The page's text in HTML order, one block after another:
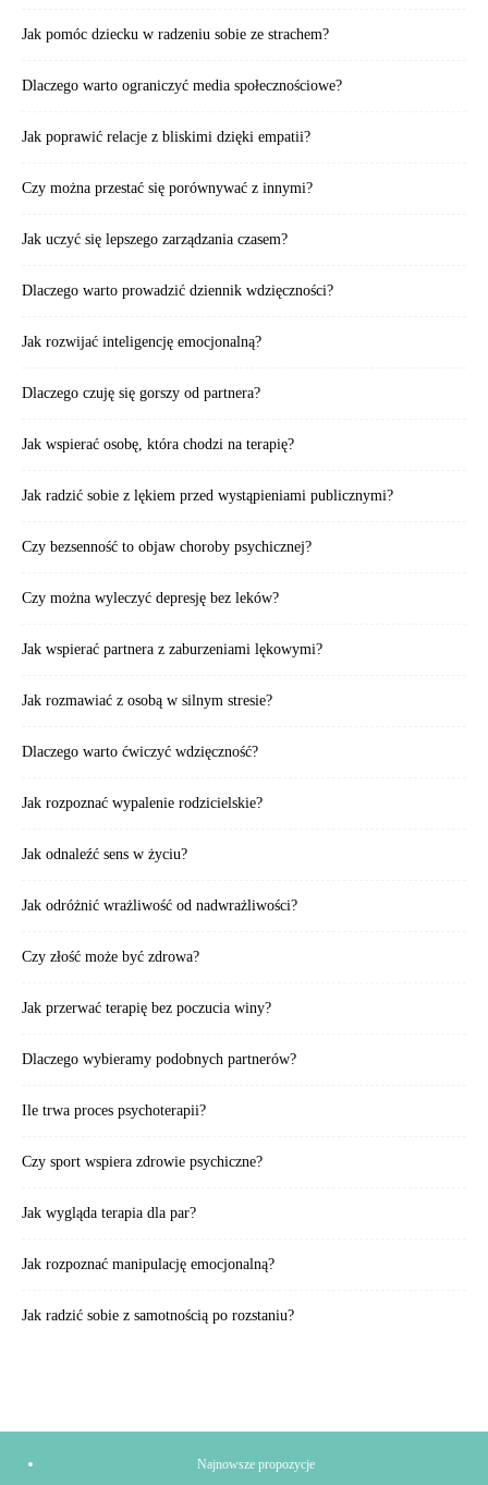
Jak pomóc dziecku w radzeniu sobie ze strachem?
Dlaczego warto ograniczyć media społecznościowe?
Jak poprawić relacje z bliskimi dzięki empatii?
Czy można przestać się porównywać z innymi?
Jak uczyć się lepszego zarządzania czasem?
Dlaczego warto prowadzić dziennik wdzięczności?
Jak rozwijać inteligencję emocjonalną?
Dlaczego czuję się gorszy od partnera?
Jak wspierać osobę, która chodzi na terapię?
Jak radzić sobie z lękiem przed wystąpieniami publicznymi?
Czy bezsenność to objaw choroby psychicznej?
Czy można wyleczyć depresję bez leków?
Jak wspierać partnera z zaburzeniami lękowymi?
Jak rozmawiać z osobą w silnym stresie?
Dlaczego warto ćwiczyć wdzięczność?
Jak rozpoznać wypalenie rodzicielskie?
Jak odnaleźć sens w życiu?
Jak odróżnić wrażliwość od nadwrażliwości?
Czy złość może być zdrowa?
Jak przerwać terapię bez poczucia winy?
Dlaczego wybieramy podobnych partnerów?
Ile trwa proces psychoterapii?
Czy sport wspiera zdrowie psychiczne?
Jak wygląda terapia dla par?
Jak rozpoznać manipulację emocjonalną?
Jak radzić sobie z samotnością po rozstaniu?
Najnowsze propozycje